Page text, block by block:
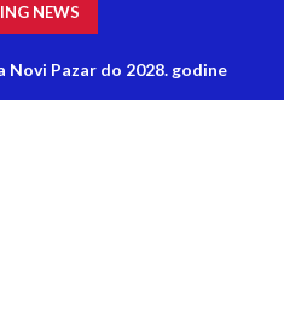
NEWS
Novi Pazar do 2028. godine